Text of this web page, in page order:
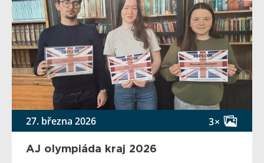
27. března 2026 3×
AJ olympiáda kraj 2026